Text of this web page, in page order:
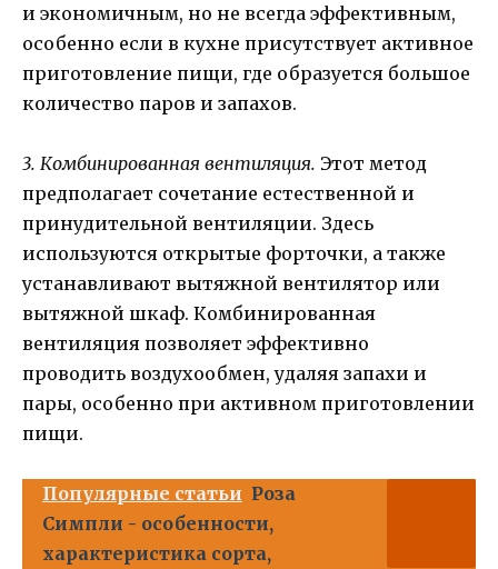
и экономичным, но не всегда эффективным,
особенно если в кухне присутствует активное
приготовление пищи, где образуется большое
количество паров и запахов.
3. Комбинированная вентиляция. Этот метод
предполагает сочетание естественной и
принудительной вентиляции. Здесь
используются открытые форточки, а также
устанавливают вытяжной вентилятор или
вытяжной шкаф. Комбинированная
вентиляция позволяет эффективно
проводить воздухообмен, удаляя запахи и
пары, особенно при активном приготовлении
пищи.
Популярные статьи Роза
Симпли - особенности,
характеристика сорта,